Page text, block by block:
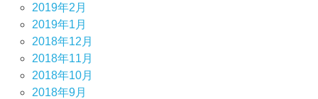
2019年2月
2019年1月
2018年12月
2018年11月
2018年10月
2018年9月